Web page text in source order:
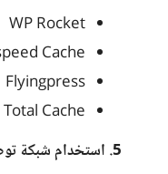
WP Rocket
Cache
Flyingpress
Cache
5. استخدام شبكة توصيل المحتوى (CDN)